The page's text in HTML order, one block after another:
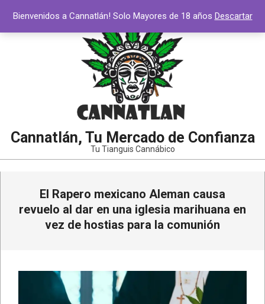
Cannatlán, Tu Mercado de Confianza
Tu Tianguis Cannábico
El Rapero mexicano Aleman causa
revuelo al dar en una iglesia marihuana en
vez de hostias para la comunión
Bienvenidos a Cannatlán! Solo Mayores de 18 años Descartar